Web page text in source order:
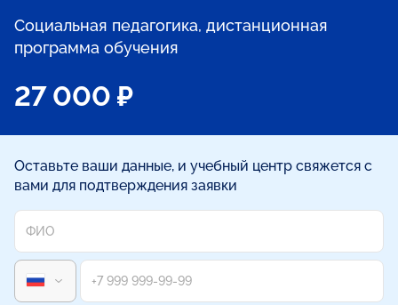
Социальная педагогика, дистанционная
программа обучения
27 000 ₽
Оставьте ваши данные, и учебный центр свяжется с
вами для подтверждения заявки